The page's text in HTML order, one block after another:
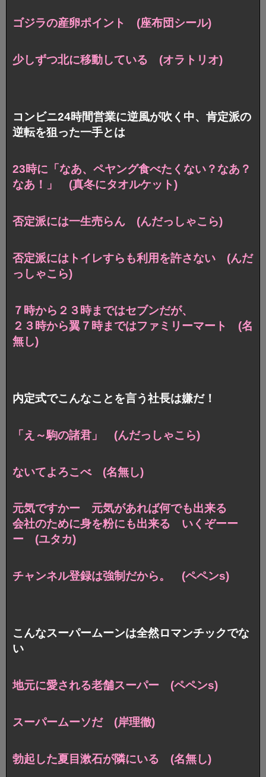
ゴジラの産卵ポイント (座布団シール)
少しずつ北に移動している (オラトリオ)
コンビニ24時間営業に逆風が吹く中、肯定派の
逆転を狙った一手とは
23時に「なあ、ペヤング食べたくない？なあ？
なあ！」 (真冬にタオルケット)
否定派には一生売らん (んだっしゃこら)
否定派にはトイレすらも利用を許さない (んだ
っしゃこら)
７時から２３時まではセブンだが、
２３時から翼７時まではファミリーマート (名
無し)
内定式でこんなことを言う社長は嫌だ！
「え～駒の諸君」 (んだっしゃこら)
ないてよろこべ (名無し)
元気ですかー 元気があれば何でも出来る
会社のために身を粉にも出来る いくぞーー
ー (ユタカ)
チャンネル登録は強制だから。 (ペペンs)
こんなスーパームーンは全然ロマンチックでな
い
地元に愛される老舗スーパー (ペペンs)
スーパームーソだ (岸理徹)
勃起した夏目漱石が隣にいる (名無し)